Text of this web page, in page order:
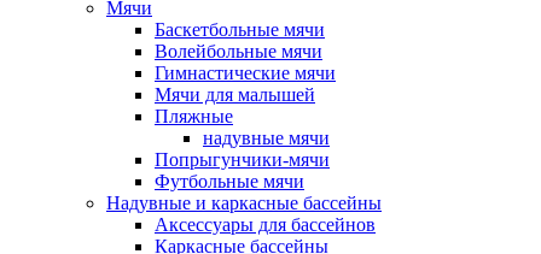
Мячи
Баскетбольные мячи
Волейбольные мячи
Гимнастические мячи
Мячи для малышей
Пляжные
надувные мячи
Попрыгунчики-мячи
Футбольные мячи
Надувные и каркасные бассейны
Аксессуары для бассейнов
Каркасные бассейны